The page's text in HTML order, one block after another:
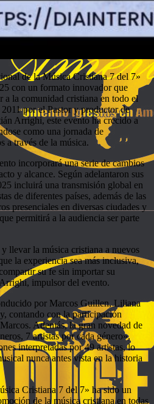
de la Música Cristiana 7 del 7»
con un formato innovador que
a la comunidad cristiana en todo el
por el Pastor y productor de
Arrighi, este evento ha crecido a
como una jornada de
a través de la música.
incorporará una serie de cambios
y alcance. Según adelantaron sus
incluirá una transmisión global en
de diferentes países, además de las
presenciales en diversas ciudades y
permitirá a la audiencia ser parte
llevar la música cristiana a nuevos
la experiencia sea más inclusiva,
su fe sin importar su
impulsor del evento.
por Marcos Guillen, Liliana
contando con la participación
Además, la gran novedad de
7 artistas por cada género»,
interpretadas por 49 artistas, lo
nunca antes vista en la historia
Cristiana 7 del 7» ha sido un
de la música cristiana en todas